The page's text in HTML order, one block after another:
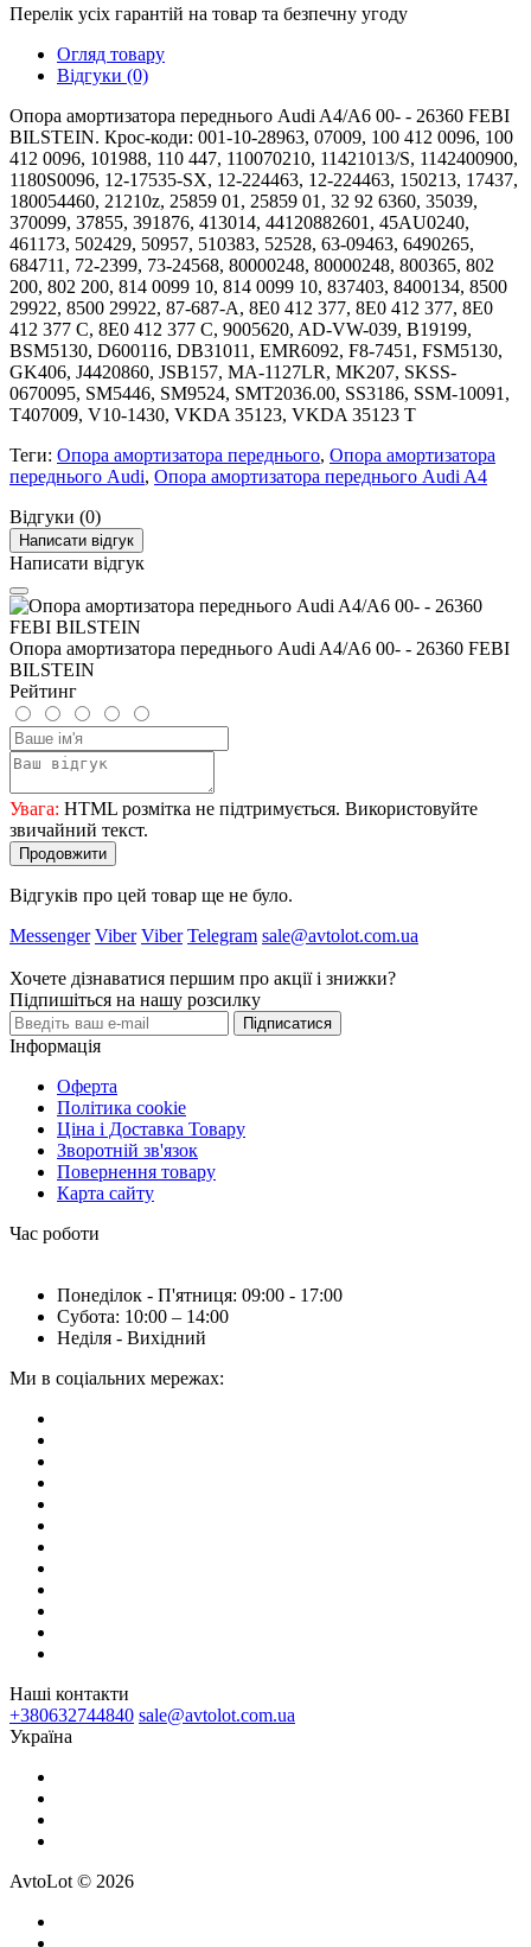
Перелік усіх гарантій на товар та безпечну угоду
Огляд товару
Відгуки (0)
Опора амортизатора переднього Audi A4/A6 00- - 26360 FEBI
BILSTEIN. Крос-коди: 001-10-28963, 07009, 100 412 0096, 100
412 0096, 101988, 110 447, 110070210, 11421013/S, 1142400900,
1180S0096, 12-17535-SX, 12-224463, 12-224463, 150213, 17437,
180054460, 21210z, 25859 01, 25859 01, 32 92 6360, 35039,
370099, 37855, 391876, 413014, 44120882601, 45AU0240,
461173, 502429, 50957, 510383, 52528, 63-09463, 6490265,
684711, 72-2399, 73-24568, 80000248, 80000248, 800365, 802
200, 802 200, 814 0099 10, 814 0099 10, 837403, 8400134, 8500
29922, 8500 29922, 87-687-A, 8E0 412 377, 8E0 412 377, 8E0
412 377 C, 8E0 412 377 C, 9005620, AD-VW-039, B19199,
BSM5130, D600116, DB31011, EMR6092, F8-7451, FSM5130,
GK406, J4420860, JSB157, MA-1127LR, MK207, SKSS-
0670095, SM5446, SM9524, SMT2036.00, SS3186, SSM-10091,
T407009, V10-1430, VKDA 35123, VKDA 35123 T
Теги: Опора амортизатора переднього, Опора амортизатора
переднього Audi, Опора амортизатора переднього Audi A4
Відгуки (0)
Написати відгук
Написати відгук
Опора амортизатора переднього Audi A4/A6 00- - 26360 FEBI
BILSTEIN
Рейтинг
Увага: HTML розмітка не підтримується. Використовуйте
звичайний текст.
Продовжити
Відгуків про цей товар ще не було.
Messenger Viber Viber Telegram sale@avtolot.com.ua
Хочете дізнаватися першим про акції і знижки?
Підпишіться на нашу розсилку
Підписатися
Інформація
Оферта
Політика cookie
Ціна і Доставка Товару
Зворотній зв'язок
Повернення товару
Карта сайту
Час роботи
Понеділок - П'ятниця: 09:00 - 17:00
Субота: 10:00 – 14:00
Неділя - Вихідний
Ми в соціальних мережах:
Наші контакти
+380632744840 sale@avtolot.com.ua
Українa
AvtoLot © 2026